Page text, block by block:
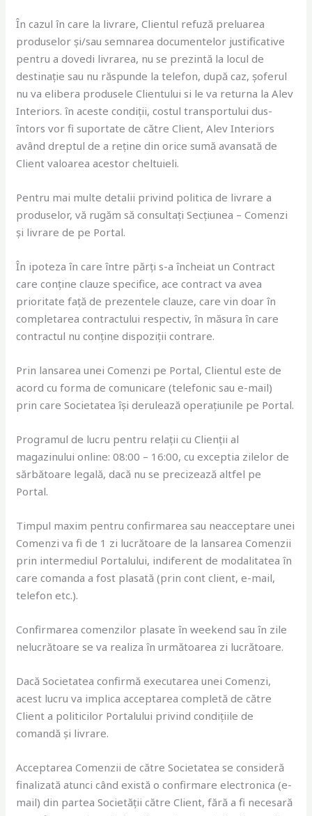
În cazul în care la livrare, Clientul refuză preluarea
produselor și/sau semnarea documentelor justificative
pentru a dovedi livrarea, nu se prezintă la locul de
destinație sau nu răspunde la telefon, după caz, șoferul
nu va elibera produsele Clientului si le va returna la Alev
Interiors. în aceste condiții, costul transportului dus-
întors vor fi suportate de către Client, Alev Interiors
având dreptul de a reține din orice sumă avansată de
Client valoarea acestor cheltuieli.
Pentru mai multe detalii privind politica de livrare a
produselor, vă rugăm să consultați Secțiunea – Comenzi
și livrare de pe Portal.
În ipoteza în care între părți s-a încheiat un Contract
care conține clauze specifice, ace contract va avea
prioritate față de prezentele clauze, care vin doar în
completarea contractului respectiv, în măsura în care
contractul nu conține dispoziții contrare.
Prin lansarea unei Comenzi pe Portal, Clientul este de
acord cu forma de comunicare (telefonic sau e-mail)
prin care Societatea își derulează operațiunile pe Portal.
Programul de lucru pentru relații cu Clienții al
magazinului online: 08:00 – 16:00, cu exceptia zilelor de
sărbătoare legală, dacă nu se precizează altfel pe
Portal.
Timpul maxim pentru confirmarea sau neacceptare unei
Comenzi va fi de 1 zi lucrătoare de la lansarea Comenzii
prin intermediul Portalului, indiferent de modalitatea în
care comanda a fost plasată (prin cont client, e-mail,
telefon etc.).
Confirmarea comenzilor plasate în weekend sau în zile
nelucrătoare se va realiza în următoarea zi lucrătoare.
Dacă Societatea confirmă executarea unei Comenzi,
acest lucru va implica acceptarea completă de către
Client a politicilor Portalului privind condițiile de
comandă și livrare.
Acceptarea Comenzii de către Societatea se consideră
finalizată atunci când există o confirmare electronica (e-
mail) din partea Societății către Client, fără a fi necesară